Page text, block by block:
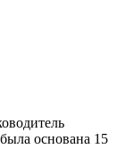
основана 15